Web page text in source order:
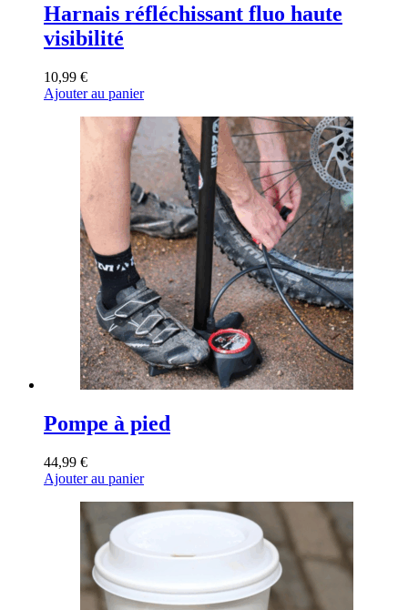
Harnais réfléchissant fluo haute
visibilité
10,99 €
Ajouter au panier
Pompe à pied
44,99 €
Ajouter au panier